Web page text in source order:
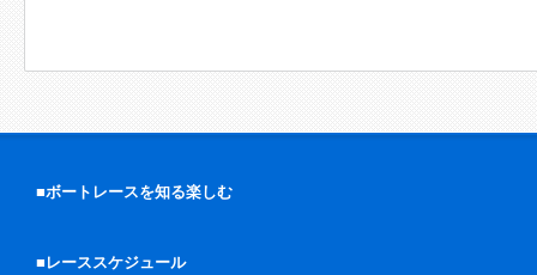
■ボートレースを知る楽しむ
■レーススケジュール